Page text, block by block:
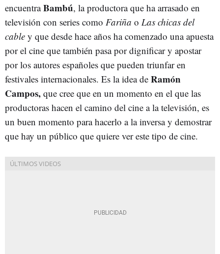
encuentraBambú, la productora que ha arrasado en
televisión con series como Fariña o Las chicas del
cable y que desde hace años ha comenzado una apuesta
por el cine que también pasa por dignificar y apostar
por los autores españoles que pueden triunfar en
festivales internacionales. Es la idea de Ramón
Campos, que cree que en un momento en el que las
productoras hacen el camino del cine a la televisión, es
un buen momento para hacerlo a la inversa y demostrar
que hay un público que quiere ver este tipo de cine.